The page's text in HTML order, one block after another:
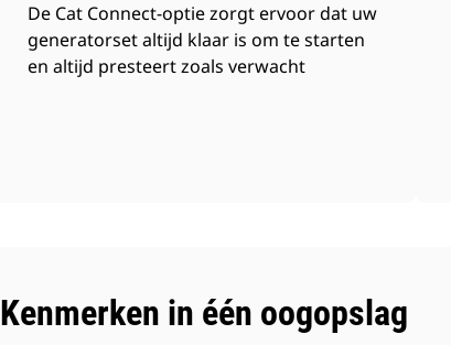
De Cat Connect-optie zorgt ervoor dat uw
generatorset altijd klaar is om te starten
en altijd presteert zoals verwacht
Kenmerken in één oogopslag